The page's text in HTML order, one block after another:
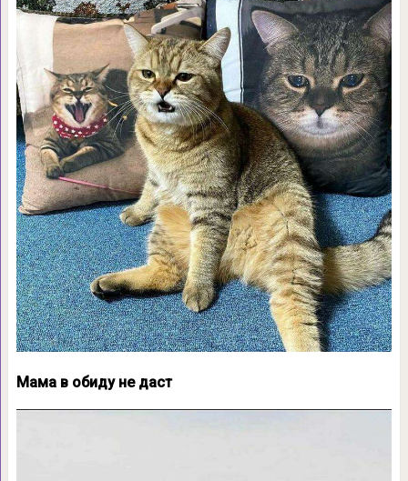
Мама в обиду не даст